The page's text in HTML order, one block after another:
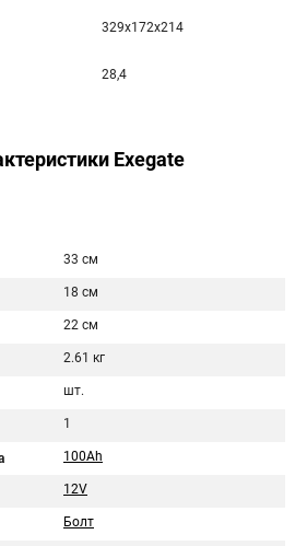
329x172x214
28,4
Exegate
33 см
18 см
22 см
2.61 кг
шт.
1
100Ah
12V
Болт